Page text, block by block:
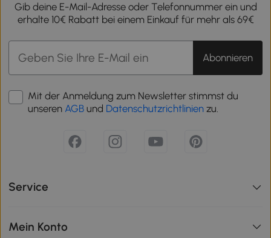
Gib deine E-Mail-Adresse oder Telefonnummer ein und
erhalte 10€ Rabatt bei einem Einkauf für mehr als 69€
Abonnieren
Mit der Anmeldung zum Newsletter stimmst du
unseren AGB und Datenschutzrichtlinien zu.
Service
Mein Konto